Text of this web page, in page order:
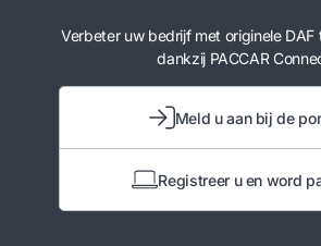
Verbeter uw bedrijf met originele
dankzij PACCAR
Meld u aan bij de
Registreer u en word